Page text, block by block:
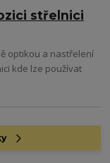
střelnici
optikou a nastřelení
kde lze používat